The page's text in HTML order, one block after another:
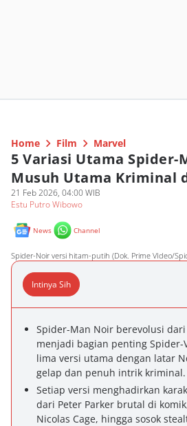
Home Film Marvel
5 Variasi Utama Spider-
Musuh Utama Kriminal
21 Feb 2026, 04:00 WIB
Estu Putro Wibowo
News Channel
Spider-Noir versi hitam-putih (Dok. Prime VIdeo/
Intinya Sih
Spider-Man Noir berevolusi
menjadi bagian penting Spider-
lima versi utama dengan latar
gelap dan penuh intrik kriminal.
Setiap versi menghadirkan
dari Peter Parker brutal di
Nicolas Cage, hingga sosok